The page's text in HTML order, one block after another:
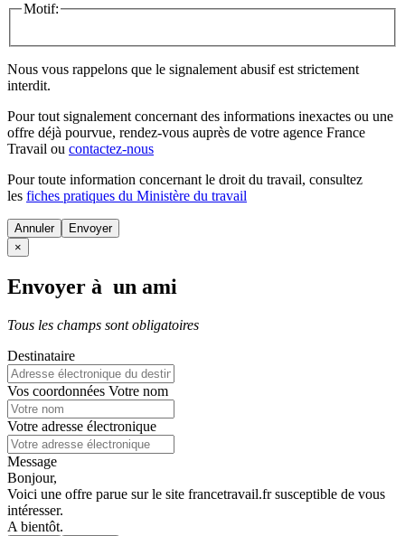
Motif:
Nous vous rappelons que le signalement abusif est strictement
interdit.
Pour tout signalement concernant des informations inexactes ou une
offre déjà pourvue, rendez-vous auprès de votre agence France
Travail ou contactez-nous
Pour toute information concernant le droit du travail, consultez
les fiches pratiques du Ministère du travail
Annuler
×
Envoyer à un ami
Tous les champs sont obligatoires
Destinataire
Vos coordonnées Votre nom
Votre adresse électronique
Message
Bonjour,
Voici une offre parue sur le site francetravail.fr susceptible de vous
intéresser.
A bientôt.